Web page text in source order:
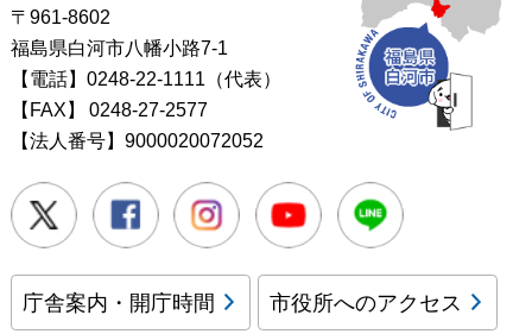
〒961-8602
福島県白河市八幡小路7-1
【電話】0248-22-1111（代表）
【FAX】
0248-27-2577
【法人番号】9000020072052
Twitter FacebookInstagramYoutube
庁舎案内・開庁時間 市役所へのアクセス